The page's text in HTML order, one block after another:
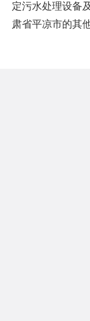
定污水处理设备
肃省平凉市的其